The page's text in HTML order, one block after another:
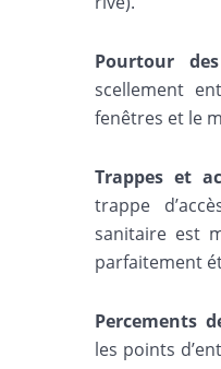
Pourtour
scellement
fenêtres et le
Trappes et
trappe
sanitaire est
parfaitement
Percements
les points